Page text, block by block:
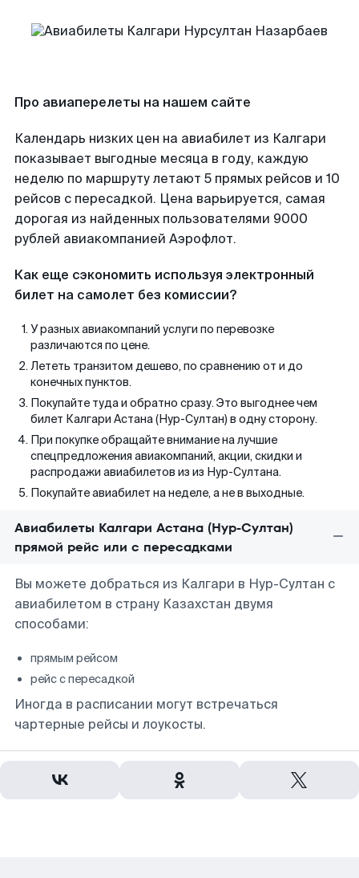
Про авиаперелеты на нашем сайте
Календарь низких цен на авиабилет из Калгари
показывает выгодные месяца в году, каждую
неделю по маршруту летают 5 прямых рейсов и 10
рейсов с пересадкой. Цена варьируется, самая
дорогая из найденных пользователями 9000
рублей авиакомпанией Аэрофлот.
Как еще сэкономить используя электронный
билет на самолет без комиссии?
У разных авиакомпаний услуги по перевозке
различаются по цене.
Лететь транзитом дешево, по сравнению от и до
конечных пунктов.
Покупайте туда и обратно сразу. Это выгоднее чем
билет Калгари Астана (Нур-Султан) в одну сторону.
При покупке обращайте внимание на лучшие
спецпредложения авиакомпаний, акции, скидки и
распродажи авиабилетов из из Нур-Султана.
Покупайте авиабилет на неделе, а не в выходные.
Авиабилеты Калгари Астана (Нур-Султан)
прямой рейс или с пересадками
Вы можете добраться из Калгари в Нур-Султан с
авиабилетом в страну Казахстан двумя
способами:
прямым рейсом
рейс с пересадкой
Иногда в расписании могут встречаться
чартерные рейсы и лоукосты.